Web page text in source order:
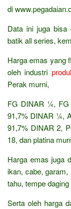
di
Data ini juga bisa
batik all series,
Harga emas yang
oleh industri
Perak murni,
FG DINAR ¼,
91,7% DINAR ¼,
91,7% DINAR 2,
18, dan platina
Harga emas juga
ikan, cabe, garam,
tahu, tempe
Serta oleh harga